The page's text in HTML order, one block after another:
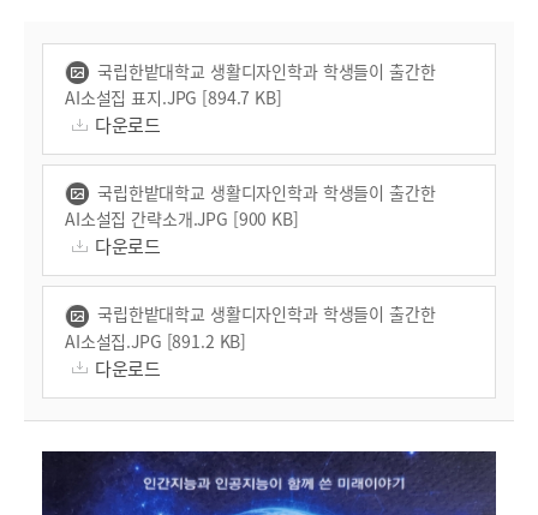
국립한밭대학교 생활디자인학과 학생들이 출간한
AI소설집 표지.JPG [894.7 KB]
다운로드
국립한밭대학교 생활디자인학과 학생들이 출간한
AI소설집 간략소개.JPG [900 KB]
다운로드
국립한밭대학교 생활디자인학과 학생들이 출간한
AI소설집.JPG [891.2 KB]
다운로드